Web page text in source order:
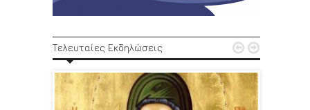
Τελευταίες Εκδηλώσεις  